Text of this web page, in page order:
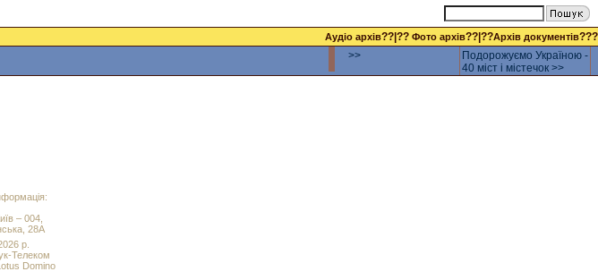
Аудіо архів??|?? Фото архів??|??Архів документів???
>>
Подорожуємо Україною -
40 міст і містечок >>
– 004,
28А
р.
Телеком
Domino